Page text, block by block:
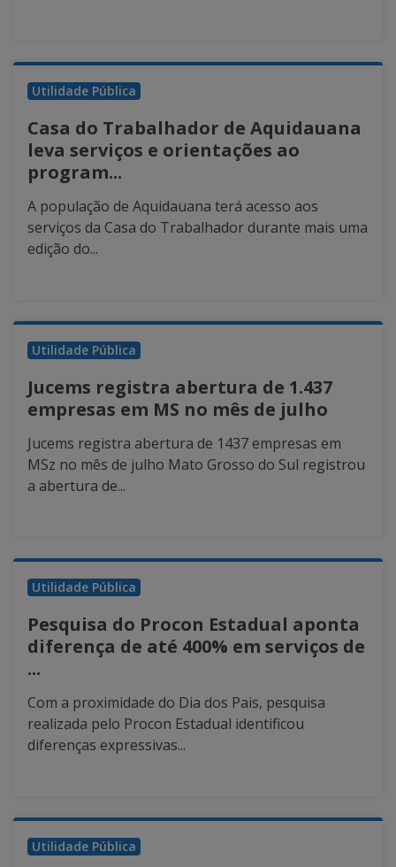
Utilidade Pública
Casa do Trabalhador de Aquidauana
leva serviços e orientações ao
program...
A população de Aquidauana terá acesso aos
serviços da Casa do Trabalhador durante mais uma
edição do...
Utilidade Pública
Jucems registra abertura de 1.437
empresas em MS no mês de julho
Jucems registra abertura de 1437 empresas em
MSz no mês de julho Mato Grosso do Sul registrou
a abertura de...
Utilidade Pública
Pesquisa do Procon Estadual aponta
diferença de até 400% em serviços de
...
Com a proximidade do Dia dos Pais, pesquisa
realizada pelo Procon Estadual identificou
diferenças expressivas...
Utilidade Pública